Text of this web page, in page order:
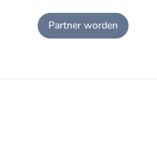
Partner worden